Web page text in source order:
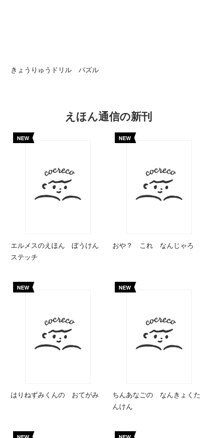
きょうりゅうドリル パズル
えほん通信の新刊
NEW
エルメスのえほん ぼうけん
ステッチ
NEW
おや？ これ なんじゃろ
NEW
はりねずみくんの おてがみ
NEW
ちんあなごの なんきょくた
んけん